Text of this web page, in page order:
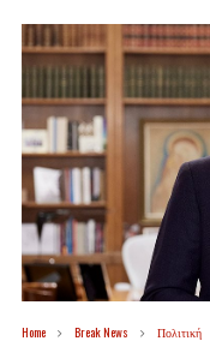
Home Break News Πολιτική